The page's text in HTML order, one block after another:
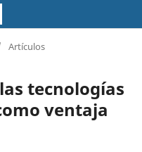
Artículos
tecnologías
ventaja